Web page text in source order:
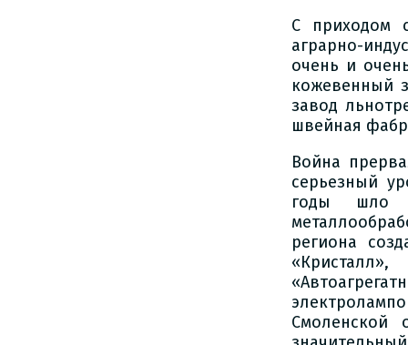
С приходом
аграрно-
очень и
кожевенный
завод
швейная
Война
серьезный
годы шло
региона
Смоленской